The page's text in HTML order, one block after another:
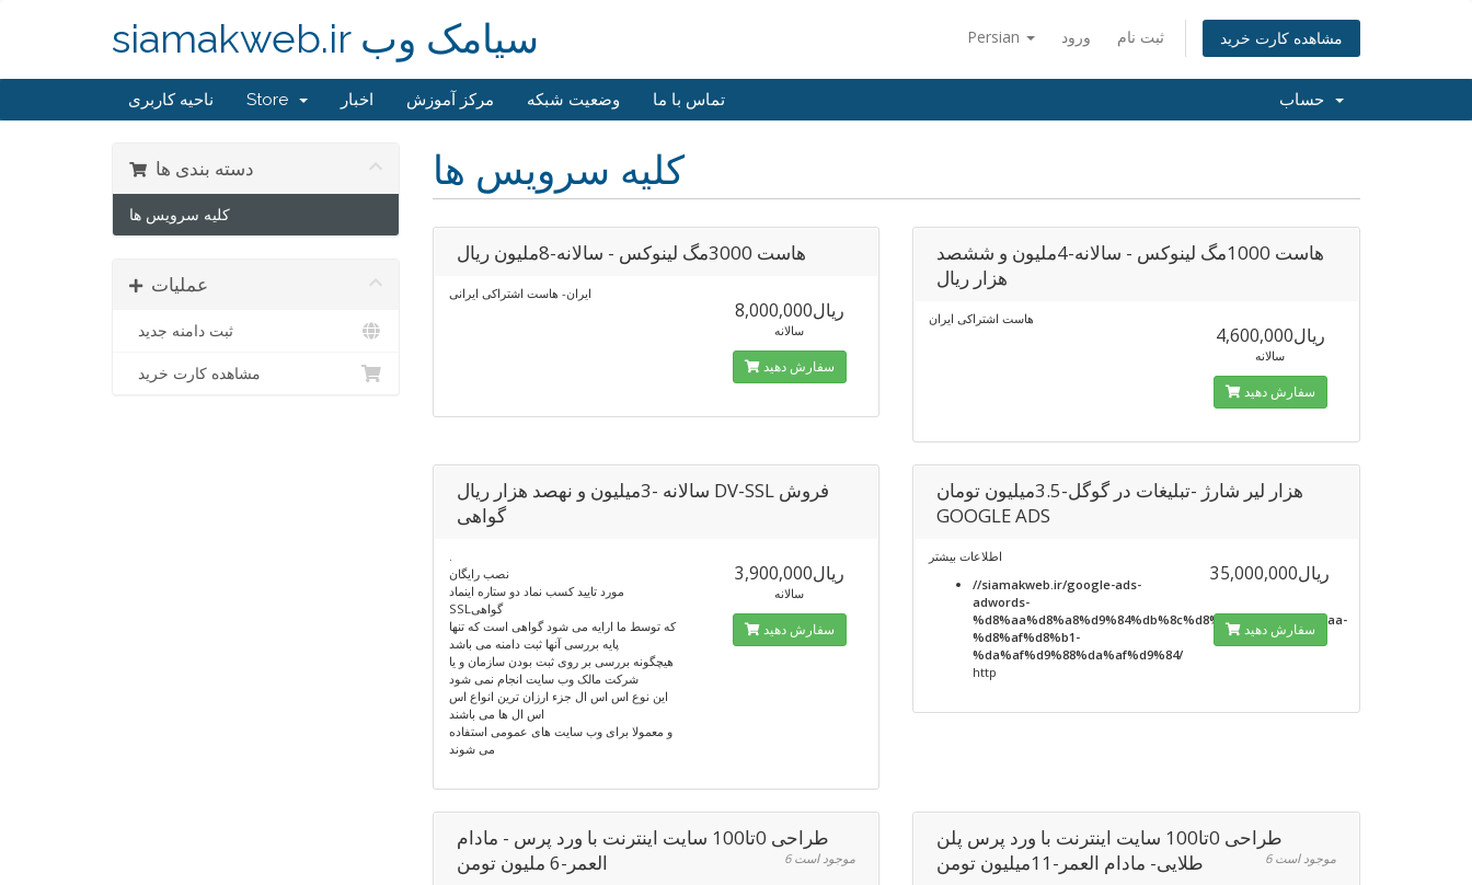
Persian ورود ثبت نام مشاهده کارت خرید siamakweb.ir سیامک وب
ناحیه کاربری Store اخبار مرکز آموزش وضعیت شبکه تماس با ما
کلیه سرویس ها دسته بندی ها
کلیه سرویس ها
عملیات
ثبت دامنه جدید
مشاهده کارت خرید
هاست 3000مگ لینوکس - سالانه-8ملیون ریال
ایران- هاست اشتراکی ایرانی
8,000,000ریال
سالانه
سفارش دهید
هاست 1000مگ لینوکس - سالانه-4ملیون و ششصد
هزار ریال
هاست اشتراکی ایران
4,600,000ریال
سالانه
سفارش دهید
سالانه -3میلیون و نهصد هزار ریال DV-SSL فروش
گواهی
.
نصب رایگان
مورد تایید کسب نماد دو ستاره اینماد
SSLگواهی
که توسط ما ارایه می شود گواهی است که تنها
پایه بررسی آنها ثبت دامنه می باشد
هیچگونه بررسی بر روی ثبت بودن سازمان و یا
شرکت مالک وب سایت انجام نمی شود
این نوع اس اس ال جزء ارزان ترین انواع اس
اس ال ها می باشند
و معمولا برای وب سایت های عمومی استفاده
می شوند
3,900,000ریال
سالانه
سفارش دهید
هزار لیر شارژ -تبلیغات در گوگل-3.5میلیون تومان
GOOGLE ADS
اطلاعات بیشتر
//siamakweb.ir/google-ads-
adwords-
%d8%aa%d8%a8%d9%84%db%8c%d8%ba%d8%a7%d8%aa-
%d8%af%d8%b1-
%da%af%d9%88%da%af%d9%84/
http
35,000,000ریال
سفارش دهید
طراحی 0تا100 سایت اینترنت با ورد پرس - مادام
العمر-6 ملیون تومن
6 موجود است
طراحی 0تا100 سایت اینترنت با ورد پرس پلن
طلایی- مادام العمر-11میلیون تومن
6 موجود است